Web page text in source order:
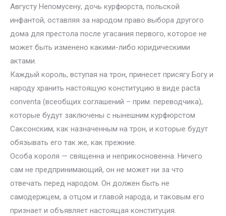
Августу Непомусену, дочь курфюрста, польской
инфантой, оставляя за народом право выбора другого
дома для престола после угасания первого, которое не
может быть изменено какими-либо юридическими
актами.
Каждый король, вступая на трон, принесет присягу Богу и
народу хранить настоящую конституцию в виде pacta
conventa (всеобщих соглашений – прим. переводчика),
которые будут заключены с нынешним курфюрстом
Саксонским, как назначенным на трон, и которые будут
обязывать его так же, как прежние.
Особа короля — священна и неприкосновенна. Ничего
сам не предпринимающий, он не может ни за что
отвечать перед народом. Он должен быть не
самодержцем, а отцом и главой народа, и таковым его
признает и объявляет настоящая конституция.